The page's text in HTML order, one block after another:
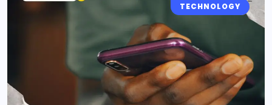
NATIONAL
TECHNOLOGY